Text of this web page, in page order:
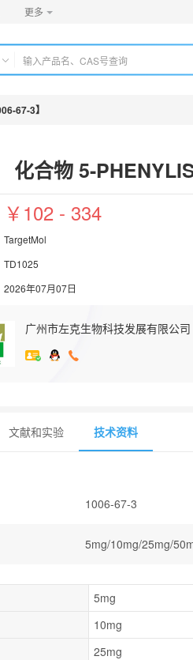
更多
67-3】
化合物 5-
￥102 - 334
TargetMol
TD1025
2026年07月07日
广州市左克生物科技发展有限公司
文献和实验 技术资料
1006-67-3
5mg/10mg/25mg/
5mg
10mg
25mg